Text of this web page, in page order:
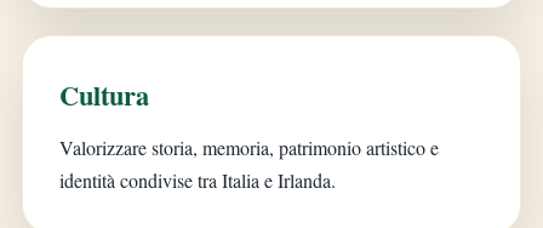
Cultura
Valorizzare storia, memoria, patrimonio artistico e
identità condivise tra Italia e Irlanda.